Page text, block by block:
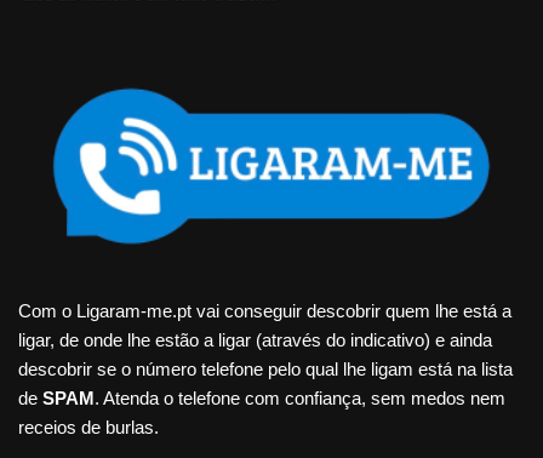
Com o Ligaram-me.pt vai conseguir descobrir quem lhe está a
ligar, de onde lhe estão a ligar (através do indicativo) e ainda
descobrir se o número telefone pelo qual lhe ligam está na lista
de SPAM. Atenda o telefone com confiança, sem medos nem
receios de burlas.